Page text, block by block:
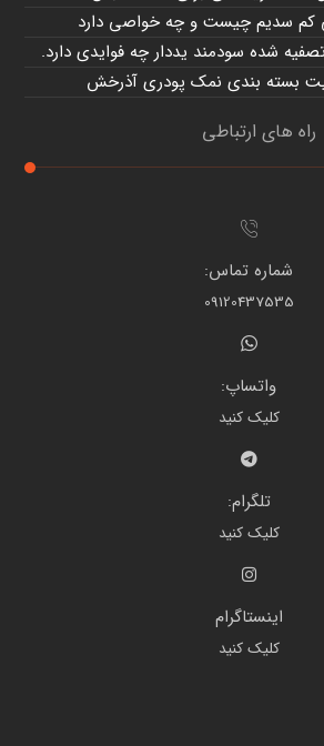
کم سدیم چیست و چه خواصی دارد
شده سودمند یددار چه فوایدی دارد.
بسته بندی نمک پودری آذرخش
راه های ارتباطی
شماره تماس:
09120437535
واتساپ:
کلیک کنید
تلگرام:
کلیک کنید
اینستاگرام
کلیک کنید